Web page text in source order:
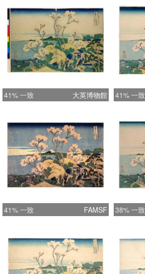
41% 一致 大英博物館 41% 一致
41% 一致 FAMSF 38% 一致